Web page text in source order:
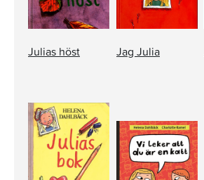
Julias höst Jag Julia